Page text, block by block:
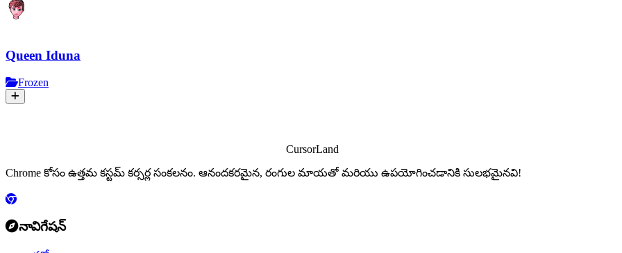
Queen Iduna
Frozen
CursorLand
Chrome కోసం ఉత్తమ కస్టమ్ కర్సర్ల సంకలనం. ఆనందకరమైన, రంగుల మాయతో మరియు ఉపయోగించడానికి సులభమైనవి!
నావిగేషన్